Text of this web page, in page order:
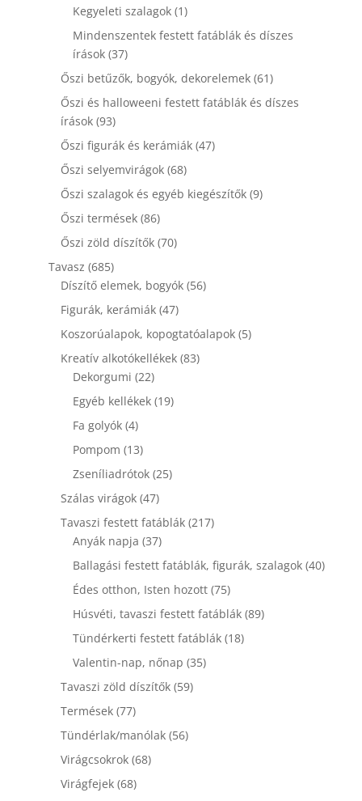
Kegyeleti szalagok 11
termék
Mindenszentek festett fatáblák és díszes
írások 3737
termék
Őszi betűzők, bogyók, dekorelemek 6161
termék
Őszi és halloweeni festett fatáblák és díszes
írások 9393
termék
Őszi figurák és kerámiák 4747
Őszi selyemvirágok 6868
termék
Őszi szalagok és egyéb kiegészítők 99
Őszi termések 8686
termék
Őszi zöld díszítők 7070
Tavasz 685685
termék
Díszítő elemek, bogyók 5656
Figurák, kerámiák 4747
termék
Koszorúalapok, kopogtatóalapok 55
Kreatív alkotókellékek 8383
Dekorgumi 2222
termék
Egyéb kellékek 1919
Fa golyók 44
termék
Pompom 1313
termék
Zseníliadrótok 2525
Szálas virágok 4747
termék
Tavaszi festett fatáblák 217217
Anyák napja 3737
termék
Ballagási festett fatáblák, figurák, szalagok 4040
Édes otthon, Isten hozott 7575
termék
Húsvéti, tavaszi festett fatáblák 8989
Tündérkerti festett fatáblák 1818
Valentin-nap, nőnap 3535
Tavaszi zöld díszítők 5959
Termések 7777
termék
Tündérlak/manólak 5656
Virágcsokrok 6868
Virágfejek 6868